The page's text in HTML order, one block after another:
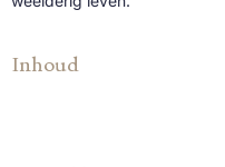
Inhoud